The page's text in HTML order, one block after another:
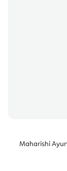
Maharishi